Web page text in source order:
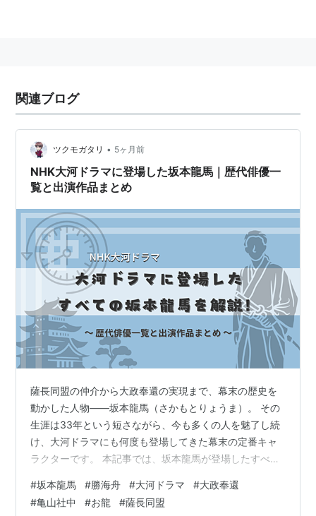
関連ブログ
ツクモガタリ • 5ヶ月前
NHK大河ドラマに登場した坂本龍馬｜歴代俳優一
覧と出演作品まとめ
薩長同盟の仲介から大政奉還の実現まで、幕末の歴史を
動かした人物――坂本龍馬（さかもとりょうま）。 その
生涯は33年という短さながら、今も多くの人を魅了し続
け、大河ドラマにも何度も登場してきた幕末の定番キャ
ラクターです。 本記事では、坂本龍馬が登場したすべて
人公として描かれた2作品の解説、よくある質問もまとめ
てわかりやすく解説します！ NHK大河ドラマで放送され
#坂本龍馬 #勝海舟 #大河ドラマ #大政奉還
#亀山社中 #お龍 #薩長同盟